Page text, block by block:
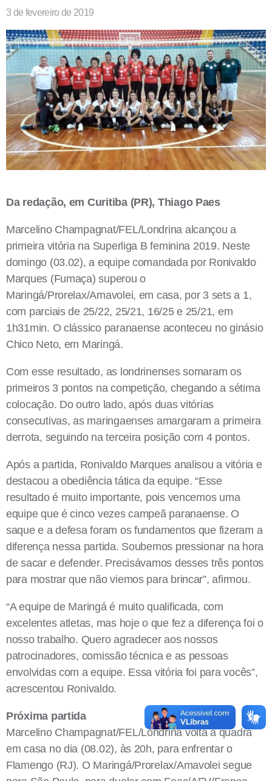
3 de fevereiro de 2019
Da redação, em Curitiba (PR), Thiago Paes
Marcelino Champagnat/FEL/Londrina alcançou a
primeira vitória na Superliga B feminina 2019. Neste
domingo (03.02), a equipe comandada por Ronivaldo
Marques (Fumaça) superou o
Maringá/Prorelax/Amavolei, em casa, por 3 sets a 1,
com parciais de 25/22, 25/21, 16/25 e 25/21, em
1h31min. O clássico paranaense aconteceu no ginásio
Chico Neto, em Maringá.
Com esse resultado, as londrinenses somaram os
primeiros 3 pontos na competição, chegando a sétima
colocação. Do outro lado, após duas vitórias
consecutivas, as maringaenses amargaram a primeira
derrota, seguindo na terceira posição com 4 pontos.
Após a partida, Ronivaldo Marques analisou a vitória e
destacou a obediência tática da equipe. “Esse
resultado é muito importante, pois vencemos uma
equipe que é cinco vezes campeã paranaense. O
saque e a defesa foram os fundamentos que fizeram a
diferença nessa partida. Soubemos pressionar na hora
de sacar e defender. Precisávamos desses três pontos
para mostrar que não viemos para brincar”, afirmou.
“A equipe de Maringá é muito qualificada, com
excelentes atletas, mas hoje o que fez a diferença foi o
nosso trabalho. Quero agradecer aos nossos
patrocinadores, comissão técnica e as pessoas
envolvidas com a equipe. Essa vitória foi para vocês”,
acrescentou Ronivaldo.
Próxima partida
Marcelino Champagnat/FEL/Londrina volta à quadra
em casa no dia (08.02), às 20h, para enfrentar o
Flamengo (RJ). O Maringá/Prorelax/Amavolei segue